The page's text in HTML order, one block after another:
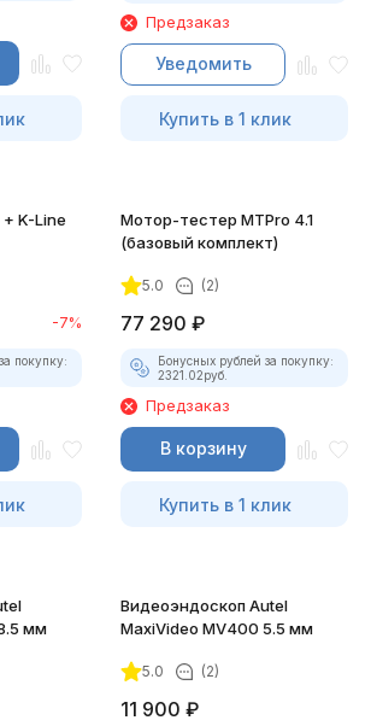
Предзаказ
Уведомить
Купить в 1 клик
+ K-Line
-7%
покупку:
Мотор-тестер MTPro 4.1
(базовый комплект)
5.0 (2)
77 290 ₽
Бонусных рублей за покупку:
2321.02руб.
Предзаказ
В корзину
Купить в 1 клик
мм
Видеоэндоскоп Autel
MaxiVideo MV400 5.5 мм
5.0 (2)
11 900 ₽